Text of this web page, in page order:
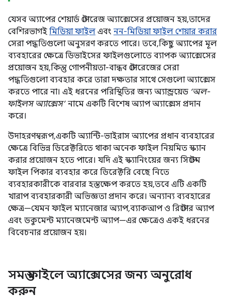
যেসব অ্যাপের শেয়ার্ড স্টোরেজ অ্যাক্সেসের প্রয়োজন হয়, তাদের
বেশিরভাগই মিডিয়া ফাইল এবং নন-মিডিয়া ফাইল শেয়ার করার
সেরা পদ্ধতিগুলো অনুসরণ করতে পারে। তবে, কিছু অ্যাপের মূল
ব্যবহারের ক্ষেত্রে ডিভাইসের ফাইলগুলোতে ব্যাপক অ্যাক্সেসের
প্রয়োজন হয়, কিন্তু গোপনীয়তা-বান্ধব স্টোরেজের সেরা
পদ্ধতিগুলো ব্যবহার করে তারা দক্ষতার সাথে সেগুলো অ্যাক্সেস
করতে পারে না। এই ধরনের পরিস্থিতির জন্য অ্যান্ড্রয়েড ‘অল-
ফাইলস অ্যাক্সেস’ নামে একটি বিশেষ অ্যাপ অ্যাক্সেস প্রদান
করে।
উদাহরণস্বরূপ, একটি অ্যান্টি-ভাইরাস অ্যাপের প্রধান ব্যবহারের
ক্ষেত্রে বিভিন্ন ডিরেক্টরিতে থাকা অনেক ফাইল নিয়মিত স্ক্যান
করার প্রয়োজন হতে পারে। যদি এই স্ক্যানিংয়ের জন্য সিস্টেম
ফাইল পিকার ব্যবহার করে ডিরেক্টরি বেছে নিতে
ব্যবহারকারীকে বারবার হস্তক্ষেপ করতে হয়, তবে এটি একটি
খারাপ ব্যবহারকারী অভিজ্ঞতা প্রদান করে। অন্যান্য ব্যবহারের
ক্ষেত্র—যেমন ফাইল ম্যানেজার অ্যাপ, ব্যাকআপ ও রিস্টোর অ্যাপ
এবং ডকুমেন্ট ম্যানেজমেন্ট অ্যাপ—এর ক্ষেত্রেও একই ধরনের
বিবেচনার প্রয়োজন হয়।
সমস্ত ফাইলে অ্যাক্সেসের জন্য অনুরোধ
করুন